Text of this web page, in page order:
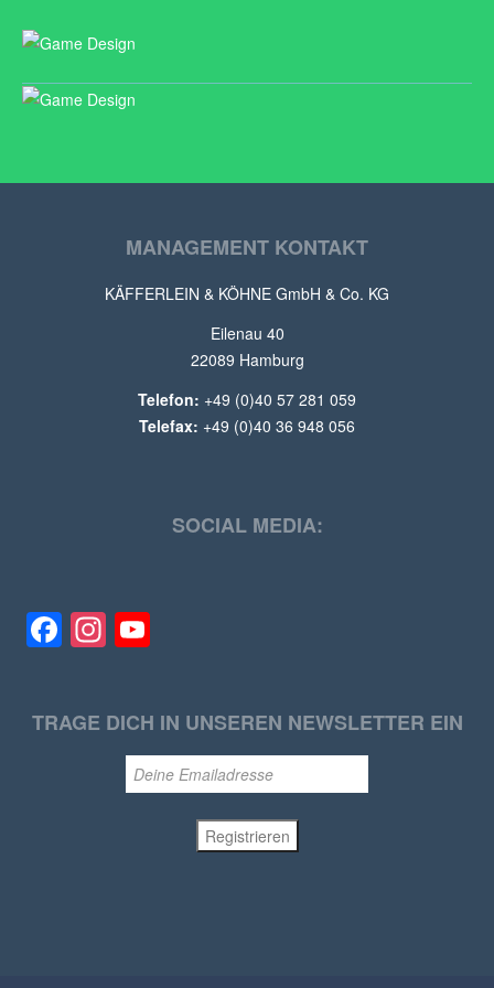
MANAGEMENT KONTAKT
KÄFFERLEIN & KÖHNE GmbH & Co. KG
Eilenau 40
22089 Hamburg
Telefon: +49 (0)40 57 281 059
Telefax: +49 (0)40 36 948 056
SOCIAL MEDIA:
Facebook
Instagram
TRAGE DICH IN UNSEREN NEWSLETTER EIN